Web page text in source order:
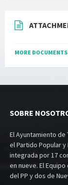
MORE DOCUMENTS
SOBRE
El Ayuntamiento
el Partido Popular
integrada por 17
en nueve. El
del PP y dos de